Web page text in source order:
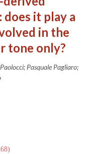
it play a
in the
tone only?
Pasquale Pagliaro;